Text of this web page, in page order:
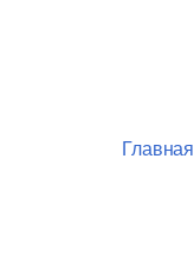
Главная